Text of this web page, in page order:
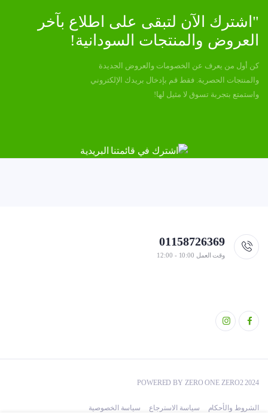
"اشترك الآن لتبقى على اطلاع بآخر
العروض والمنتجات السودانية!
كن أول من يعرف عن الخصومات والعروض الجديدة
والمنتجات الحصرية. فقط قم بإدخال بريدك الإلكتروني
واستمتع بتجربة تسوق لا مثيل لها!
01158726369
وقت العمل 10:00 - 12:00
POWERED BY ZERO ONE ZERO2 2024
الشروط والأحكام سياسة الاسترجاع سياسة الخصوصية